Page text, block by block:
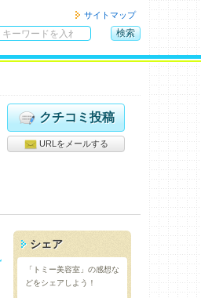
サイトマップ
検索
クチコミ投稿
URLをメールする
シェア
「トミー美容室」の感想な
どをシェアしよう！